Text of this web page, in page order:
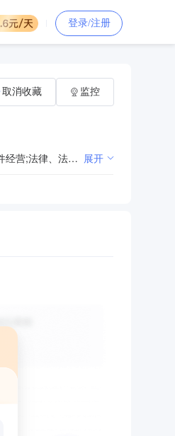
登录/注册
法律、法规、国务院决定规定禁止的不得经营；法律、法规、国务院决定规定应当许可（审批）的，经审批机关批准后凭许可（审批）文件经营;法律、法规、国务院决定规定无需许可（审批）的，市场主体自主选择经营。（许可项目：互联网信息服务；道路货物运输（不含危险货物）（依法须经批准的项目，经相关部门批准后方可开展经营活动）一般项目：煤炭及制品销售；供应链管理服务；机械设备销售；机械设备租赁；金属材料销售；专用化学产品销售（不含危险化学品）；招投标代理服务；采购代理服务；信息咨询服务（不含许可类信息咨询服务）；普通货物仓储服务（不含危险化学品等需许可审批的项目）（除许可业务外，可自主依法经营法律法规非禁止或限制的项目）） 展开
取消收藏 监控